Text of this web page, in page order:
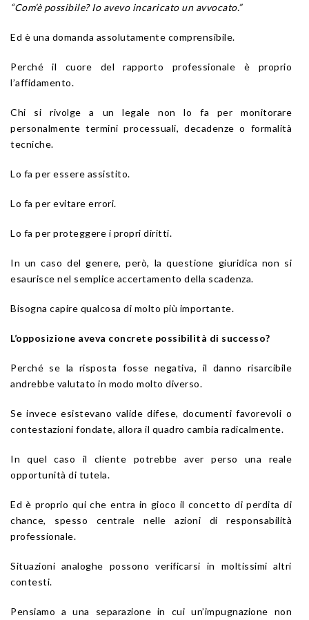
“Com’è possibile? Io avevo incaricato un avvocato.”
Ed è una domanda assolutamente comprensibile.
Perché il cuore del rapporto professionale è proprio
l’affidamento.
Chi si rivolge a un legale non lo fa per monitorare
personalmente termini processuali, decadenze o formalità
tecniche.
Lo fa per essere assistito.
Lo fa per evitare errori.
Lo fa per proteggere i propri diritti.
In un caso del genere, però, la questione giuridica non si
esaurisce nel semplice accertamento della scadenza.
Bisogna capire qualcosa di molto più importante.
L’opposizione aveva concrete possibilità di successo?
Perché se la risposta fosse negativa, il danno risarcibile
andrebbe valutato in modo molto diverso.
Se invece esistevano valide difese, documenti favorevoli o
contestazioni fondate, allora il quadro cambia radicalmente.
In quel caso il cliente potrebbe aver perso una reale
opportunità di tutela.
Ed è proprio qui che entra in gioco il concetto di perdita di
chance, spesso centrale nelle azioni di responsabilità
professionale.
Situazioni analoghe possono verificarsi in moltissimi altri
contesti.
Pensiamo a una separazione in cui un’impugnazione non